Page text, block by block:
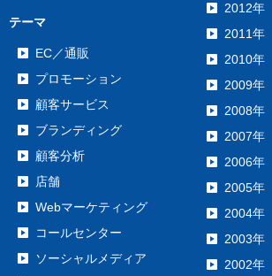
テーマ
EC／通販
プロモーション
顧客サービス
ブランディング
顧客分析
店舗
Webマーケティング
コールセンター
ソーシャルメディア
2012年
2011年
2010年
2009年
2008年
2007年
2006年
2005年
2004年
2003年
2002年